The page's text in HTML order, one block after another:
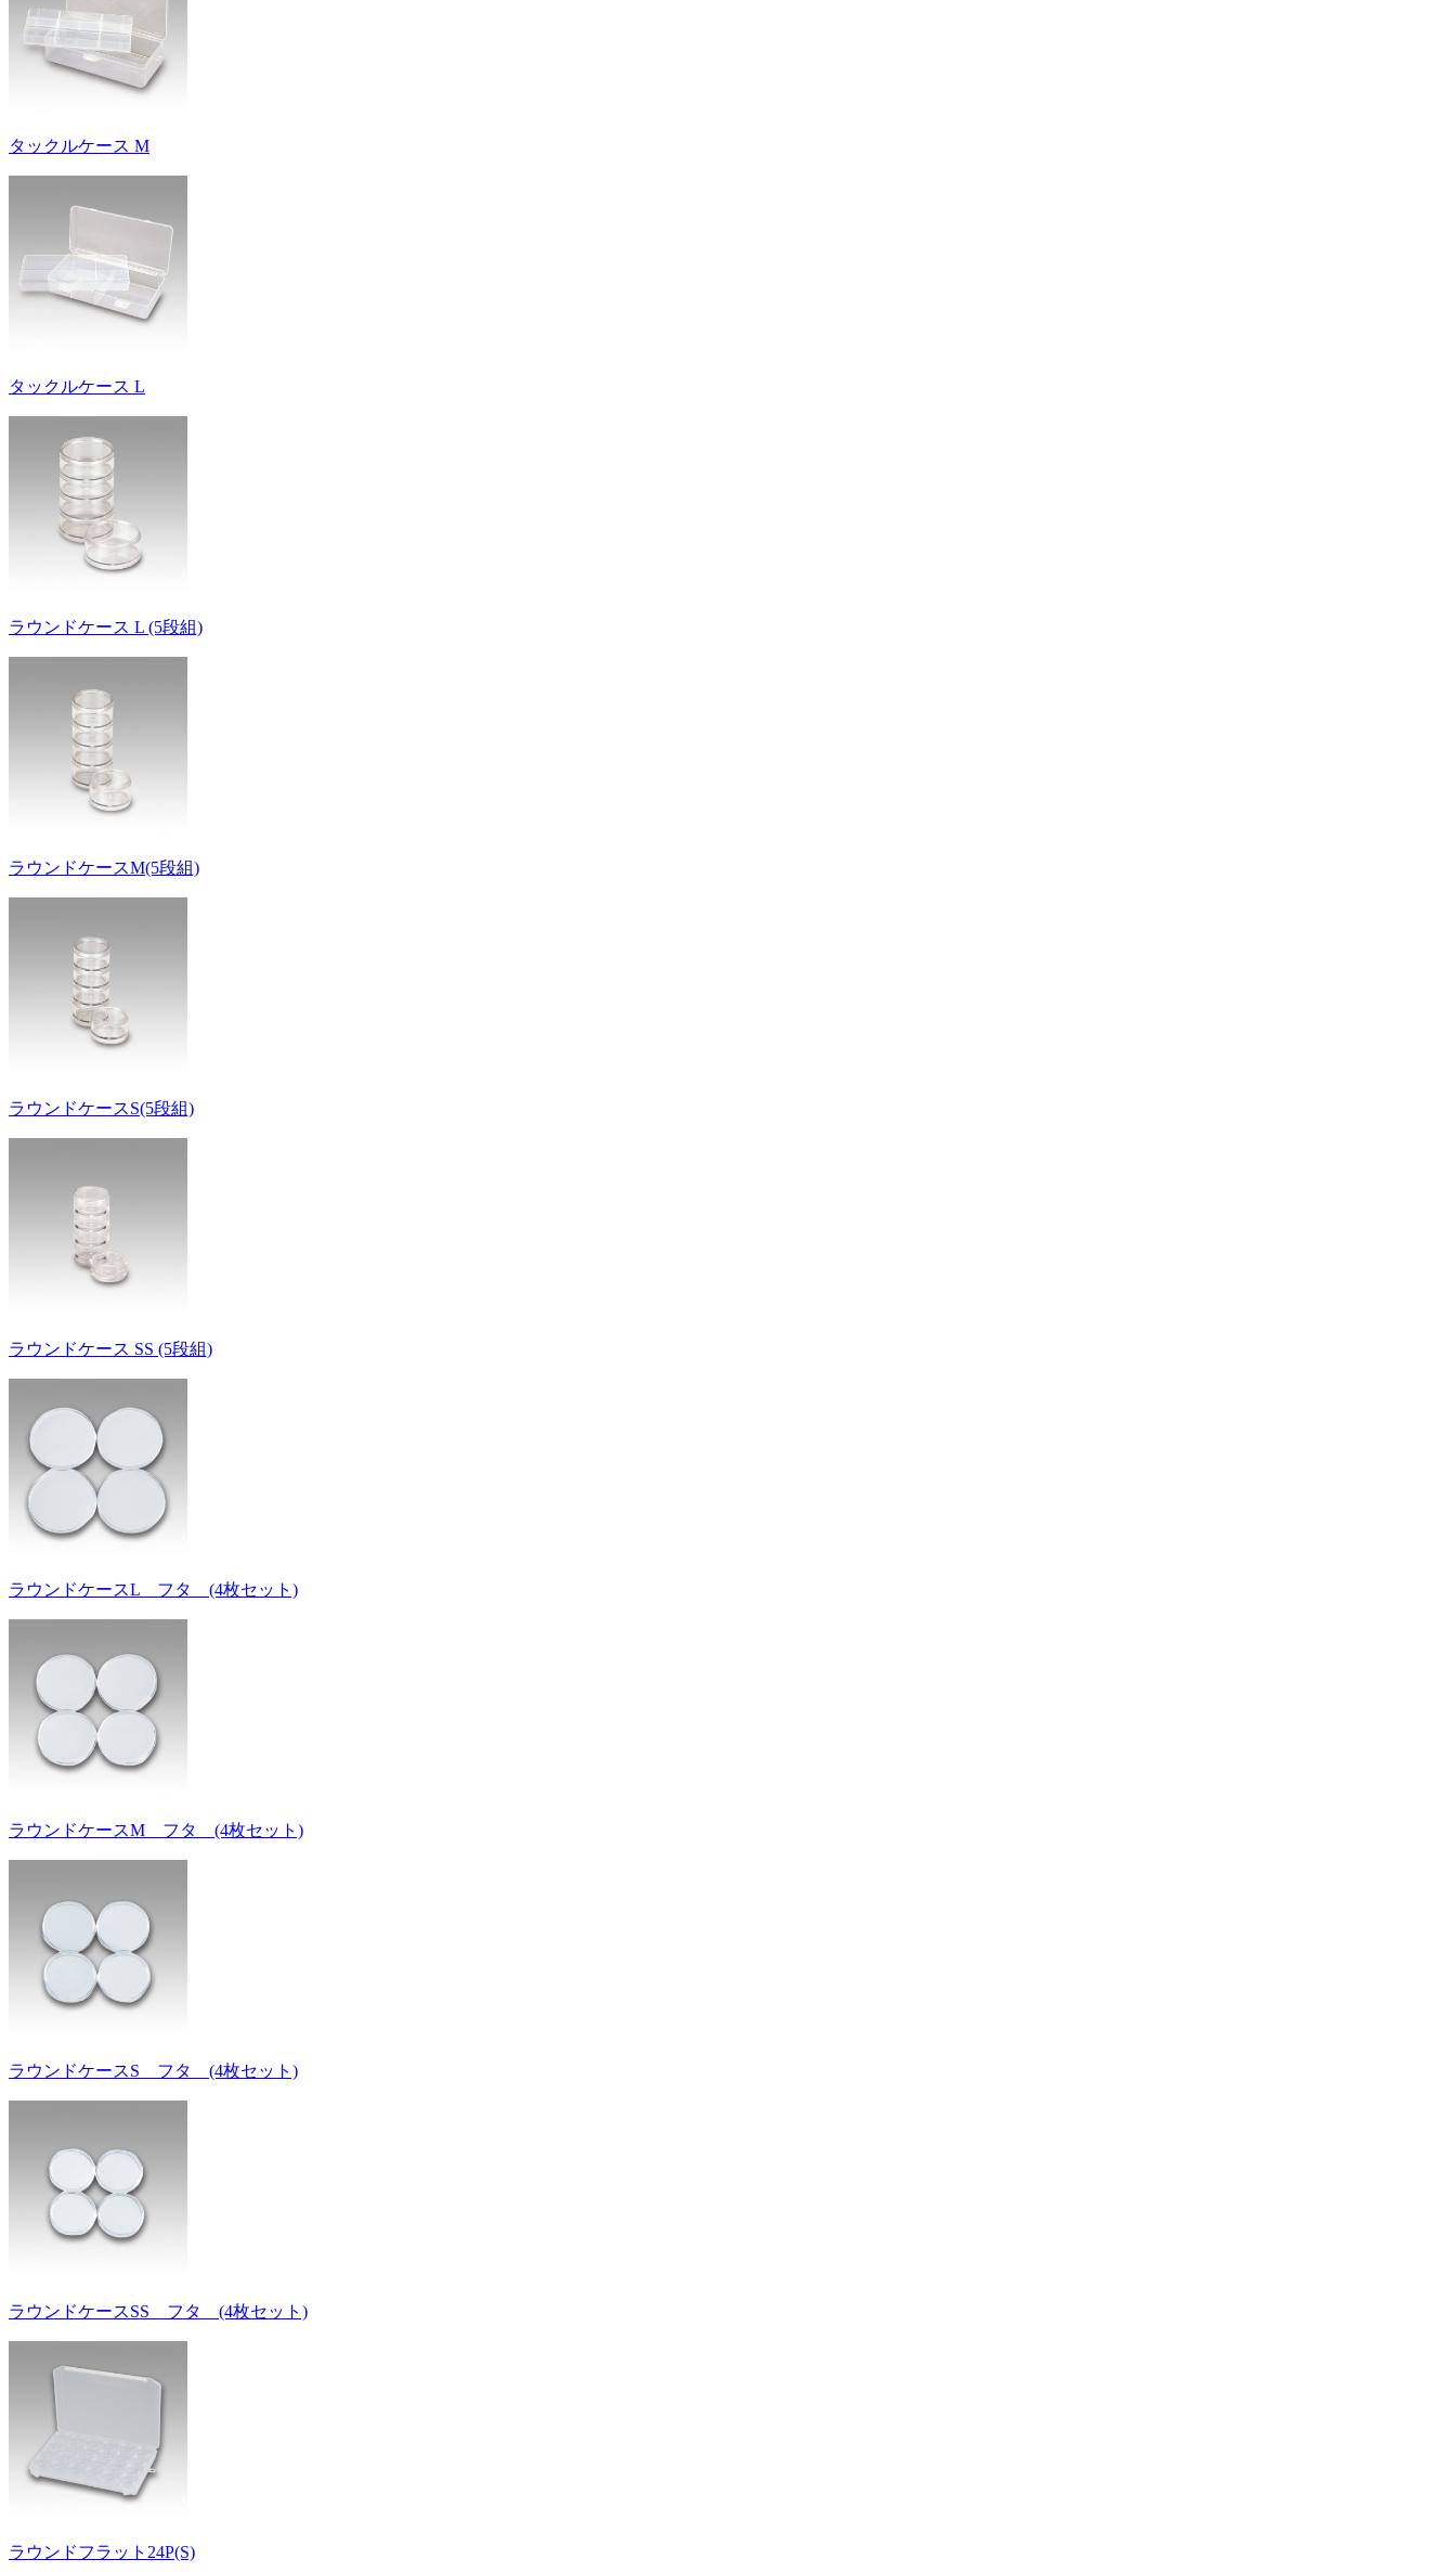
タックルケース M
タックルケース L
ラウンドケース L (5段組)
ラウンドケースM(5段組)
ラウンドケースS(5段組)
ラウンドケース SS (5段組)
ラウンドケースL フタ (4枚セット)
ラウンドケースM フタ (4枚セット)
ラウンドケースS フタ (4枚セット)
ラウンドケースSS フタ (4枚セット)
ラウンドフラット24P(S)